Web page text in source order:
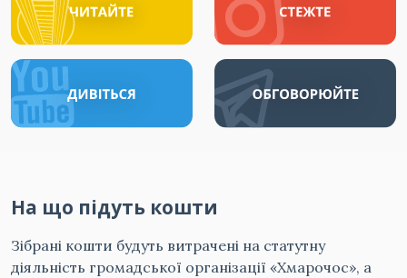
На що підуть кошти
Зібрані кошти будуть витрачені на статутну
діяльність громадської організації «Хмарочос», а